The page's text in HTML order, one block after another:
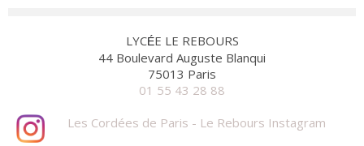
LYCÉE LE REBOURS
44 Boulevard Auguste Blanqui
75013 Paris
01 55 43 28 88
Les Cordées de Paris - Le Rebours Instagram